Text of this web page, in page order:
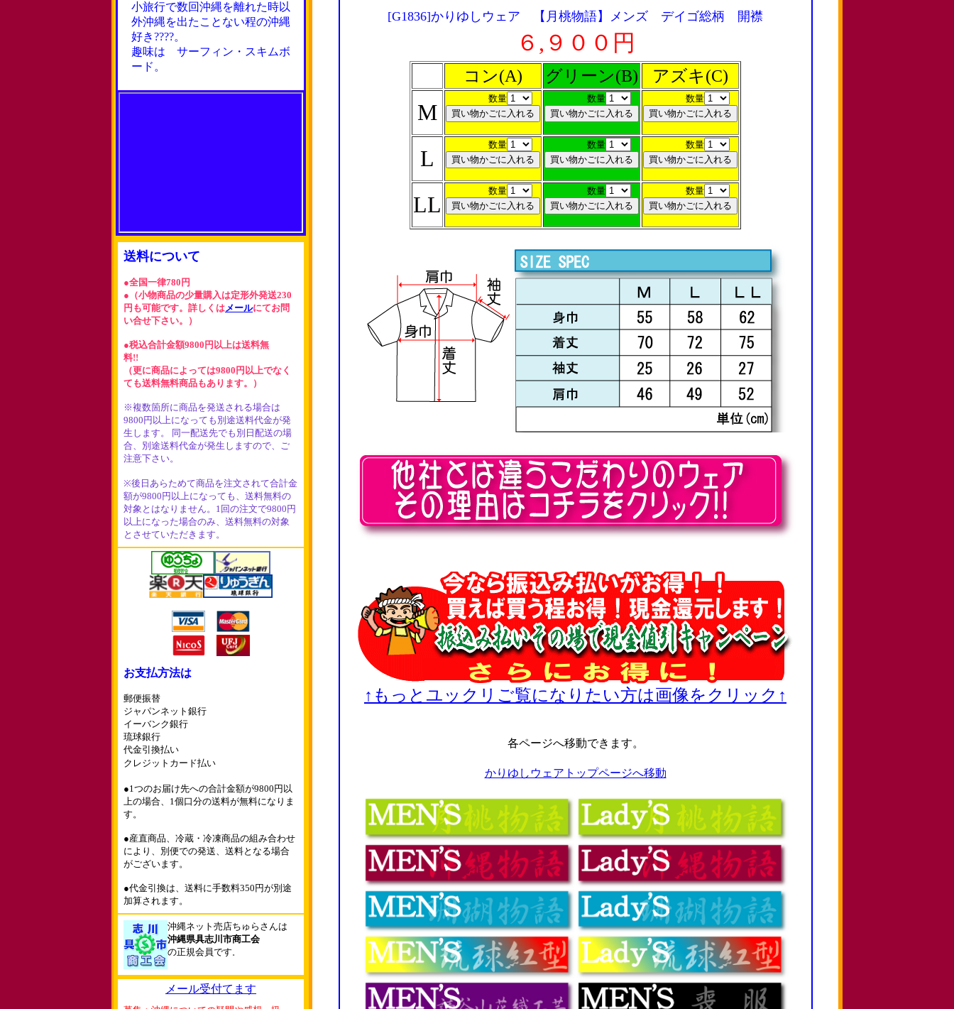
小旅行で数回沖縄を離れた時以
外沖縄を出たことない程の沖縄
好き????。
趣味は サーフィン・スキムボ
ード。
送料について
●全国一律780円
●（小物商品の少量購入は定形外発送230
円も可能です。詳しくはメールにてお問
い合せ下さい。）
●税込合計金額9800円以上は送料無
料!!
（更に商品によっては9800円以上でなく
ても送料無料商品もあります。）
※複数箇所に商品を発送される場合は
9800円以上になっても別途送料代金が発
生します。 同一配送先でも別日配送の場
合、別途送料代金が発生しますので、ご
注意下さい。
※後日あらためて商品を注文されて合計金
額が9800円以上になっても、送料無料の
対象とはなりません。1回の注文で9800円
以上になった場合のみ、送料無料の対象
とさせていただきます。
お支払方法は
郵便振替
ジャパンネット銀行
イーバンク銀行
琉球銀行
代金引換払い
クレジットカード払い
●1つのお届け先への合計金額が9800円以
上の場合、1個口分の送料が無料になりま
す。
●産直商品、冷蔵・冷凍商品の組み合わせ
により、別便での発送、送料となる場合
がございます。
●代金引換は、送料に手数料350円が別途
加算されます。
沖縄ネット売店ちゅらさんは
沖縄県具志川市商工会
の正規会員です。
メール受付てます
[G1836]かりゆしウェア 【月桃物語】メンズ デイゴ総柄 開襟
６,９００円
コン(A) グリーン(B) アズキ(C)
M
数量 数量 数量
L
数量 数量 数量
LL
数量 数量 数量
↑もっとユックリご覧になりたい方は画像をクリック↑
各ページへ移動できます。
かりゆしウェアトップページへ移動